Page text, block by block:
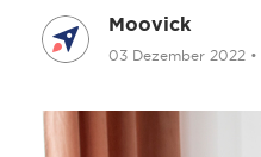
Moovick
03 Dezember 2022 •